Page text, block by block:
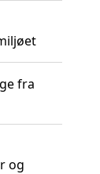
fra
og